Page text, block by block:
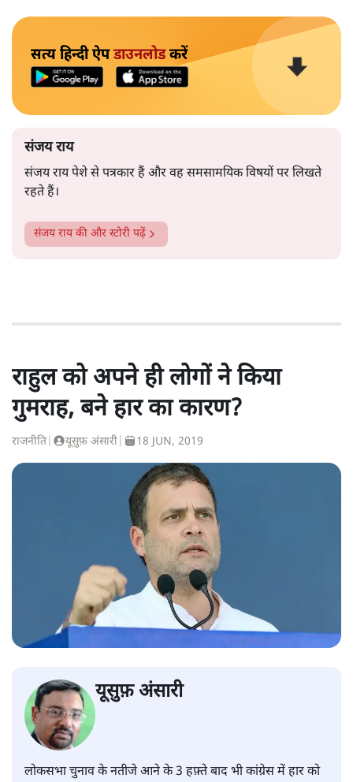
सत्य हिन्दी ऐपडाउनलोडकरें
संजय राय
संजय राय पेशे से पत्रकार हैं और वह समसामयिक विषयों पर लिखते
रहते हैं।
संजय रायकी और स्टोरी पढ़ें
राहुल को अपने ही लोगों ने किया
गुमराह, बने हार का कारण?
राजनीति यूसुफ़ अंसारी 18 JUN, 2019
यूसुफ़ अंसारी
लोकसभा चुनाव के नतीजे आने के 3 हफ़्ते बाद भी कांग्रेस में हार को